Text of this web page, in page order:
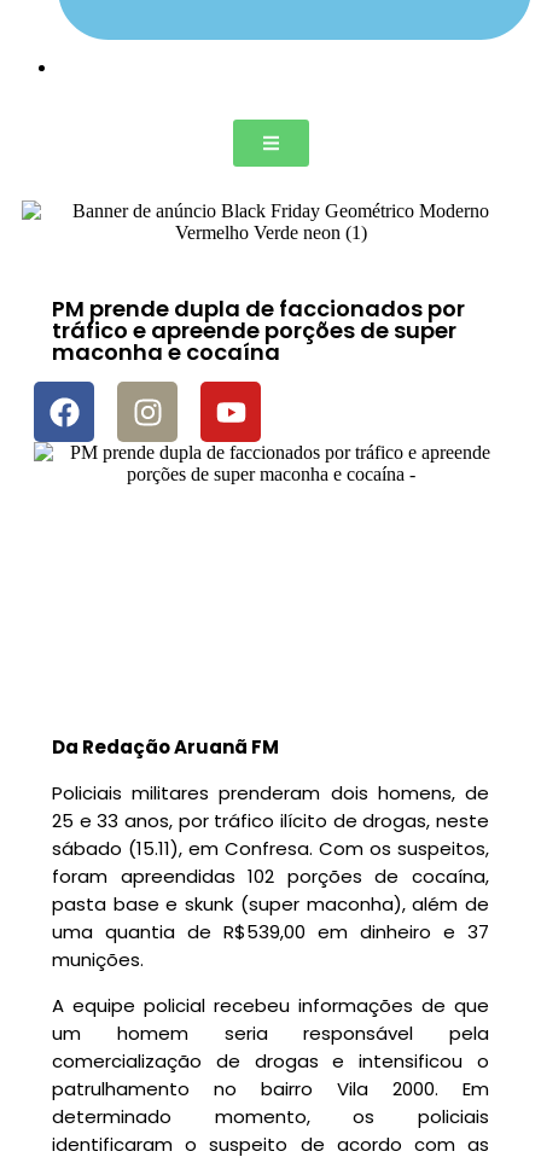
PM prende dupla de faccionados por
tráfico e apreende porções de super
maconha e cocaína
Da Redação Aruanã FM
Policiais militares prenderam dois homens, de
25 e 33 anos, por tráfico ilícito de drogas, neste
sábado (15.11), em Confresa. Com os suspeitos,
foram apreendidas 102 porções de cocaína,
pasta base e skunk (super maconha), além de
uma quantia de R$539,00 em dinheiro e 37
munições.
A equipe policial recebeu informações de que
um homem seria responsável pela
comercialização de drogas e intensificou o
patrulhamento no bairro Vila 2000. Em
determinado momento, os policiais
identificaram o suspeito de acordo com as